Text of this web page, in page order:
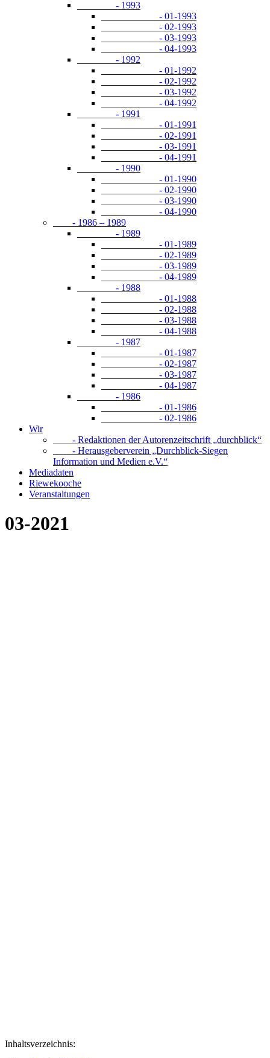
- 1993
- 01-1993
- 02-1993
- 03-1993
- 04-1993
- 1992
- 01-1992
- 02-1992
- 03-1992
- 04-1992
- 1991
- 01-1991
- 02-1991
- 03-1991
- 04-1991
- 1990
- 01-1990
- 02-1990
- 03-1990
- 04-1990
- 1986 – 1989
- 1989
- 01-1989
- 02-1989
- 03-1989
- 04-1989
- 1988
- 01-1988
- 02-1988
- 03-1988
- 04-1988
- 1987
- 01-1987
- 02-1987
- 03-1987
- 04-1987
- 1986
- 01-1986
- 02-1986
Wir
- Redaktionen der Autorenzeitschrift „durchblick“
- Herausgeberverein „Durchblick-Siegen
Information und Medien e.V.“
Mediadaten
Riewekooche
Veranstaltungen
03-2021
Inhaltsverzeichnis: